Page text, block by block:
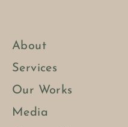
About
Services
Our Works
Media